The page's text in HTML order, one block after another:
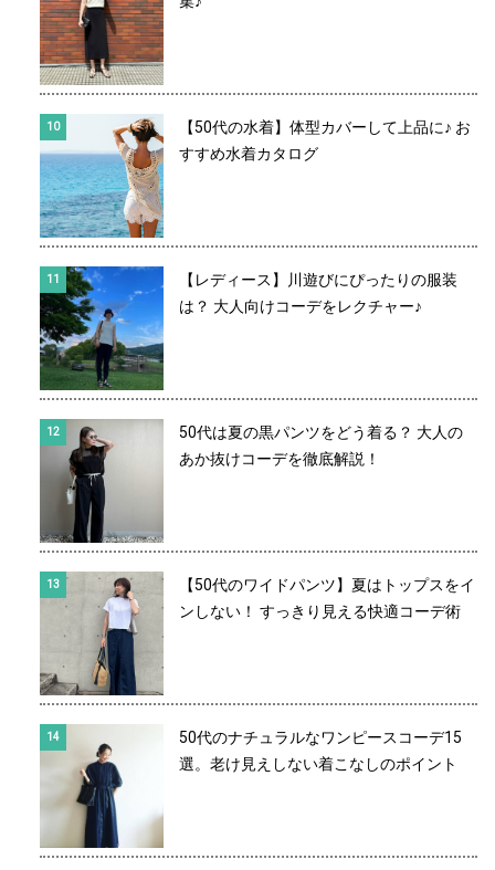
【50代の水着】体型カバーして上品に♪ お
すすめ水着カタログ
【レディース】川遊びにぴったりの服装
は？ 大人向けコーデをレクチャー♪
50代は夏の黒パンツをどう着る？ 大人の
あか抜けコーデを徹底解説！
【50代のワイドパンツ】夏はトップスをイ
ンしない！ すっきり見える快適コーデ術
50代のナチュラルなワンピースコーデ15
選。老け見えしない着こなしのポイント